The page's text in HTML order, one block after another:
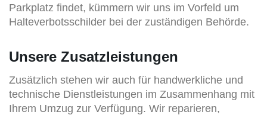
Parkplatz findet, kümmern wir uns im Vorfeld um
Halteverbotsschilder bei der zuständigen Behörde.
Unsere Zusatzleistungen
Zusätzlich stehen wir auch für handwerkliche und
technische Dienstleistungen im Zusammenhang mit
Ihrem Umzug zur Verfügung. Wir reparieren,